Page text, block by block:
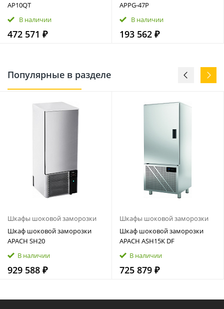
AP10QT
В наличии
472 571 ₽
APPG‑47P
В наличии
193 562 ₽
Популярные в разделе
Шкафы шоковой заморозки
Шкаф шоковой заморозки
APACH SH20
В наличии
929 588 ₽
Шкафы шоковой заморозки
Шкаф шоковой заморозки
APACH ASH15K DF
В наличии
725 879 ₽